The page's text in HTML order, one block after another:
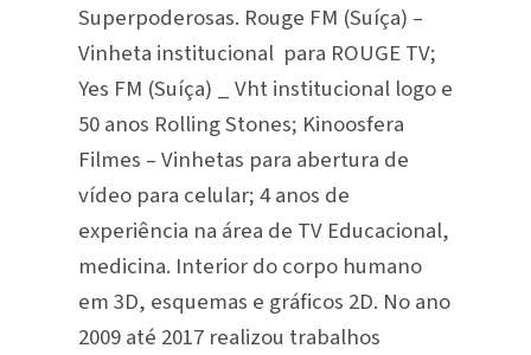
Superpoderosas. Rouge FM (Suíça) –
Vinheta institucional para ROUGE TV;
Yes FM (Suíça) _ Vht institucional logo e
50 anos Rolling Stones; Kinoosfera
Filmes – Vinhetas para abertura de
vídeo para celular; 4 anos de
experiência na área de TV Educacional,
medicina. Interior do corpo humano
em 3D, esquemas e gráficos 2D. No ano
2009 até 2017 realizou trabalhos